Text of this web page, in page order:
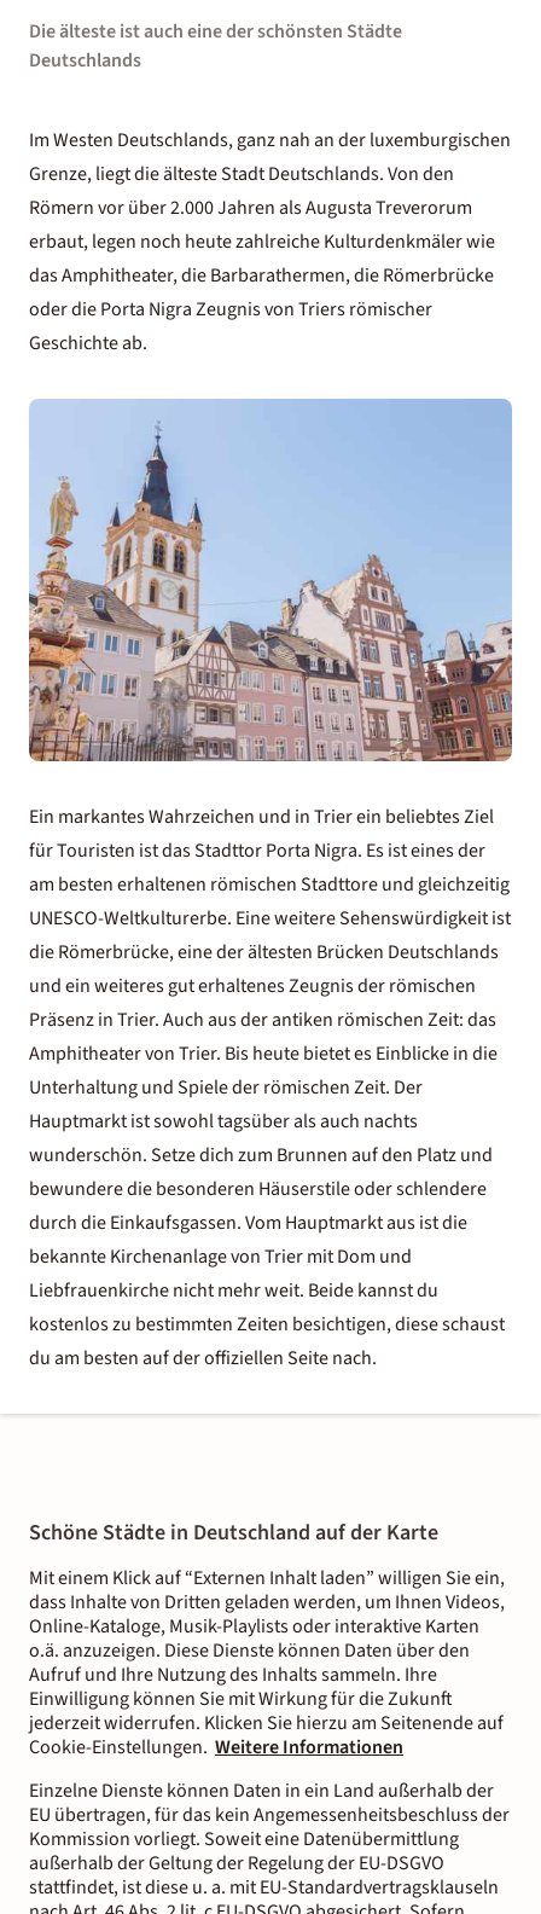
Die älteste ist auch eine der schönsten Städte
Deutschlands
Im Westen Deutschlands, ganz nah an der luxemburgischen
Grenze, liegt die älteste Stadt Deutschlands. Von den
Römern vor über 2.000 Jahren als Augusta Treverorum
erbaut, legen noch heute zahlreiche Kulturdenkmäler wie
das Amphitheater, die Barbarathermen, die Römerbrücke
oder die Porta Nigra Zeugnis von Triers römischer
Geschichte ab.
Ein markantes Wahrzeichen und in Trier ein beliebtes Ziel
für Touristen ist das Stadttor Porta Nigra. Es ist eines der
am besten erhaltenen römischen Stadttore und gleichzeitig
UNESCO-Weltkulturerbe. Eine weitere Sehenswürdigkeit ist
die Römerbrücke, eine der ältesten Brücken Deutschlands
und ein weiteres gut erhaltenes Zeugnis der römischen
Präsenz in Trier. Auch aus der antiken römischen Zeit: das
Amphitheater von Trier. Bis heute bietet es Einblicke in die
Unterhaltung und Spiele der römischen Zeit. Der
Hauptmarkt ist sowohl tagsüber als auch nachts
wunderschön. Setze dich zum Brunnen auf den Platz und
bewundere die besonderen Häuserstile oder schlendere
durch die Einkaufsgassen. Vom Hauptmarkt aus ist die
bekannte Kirchenanlage von Trier mit Dom und
Liebfrauenkirche nicht mehr weit. Beide kannst du
kostenlos zu bestimmten Zeiten besichtigen, diese schaust
du am besten auf der offiziellen Seite nach.
Schöne Städte in Deutschland auf der Karte
Mit einem Klick auf “Externen Inhalt laden” willigen Sie ein,
dass Inhalte von Dritten geladen werden, um Ihnen Videos,
Online-Kataloge, Musik-Playlists oder interaktive Karten
o.ä. anzuzeigen. Diese Dienste können Daten über den
Aufruf und Ihre Nutzung des Inhalts sammeln. Ihre
Einwilligung können Sie mit Wirkung für die Zukunft
jederzeit widerrufen. Klicken Sie hierzu am Seitenende auf
Cookie-Einstellungen. Weitere Informationen
Einzelne Dienste können Daten in ein Land außerhalb der
EU übertragen, für das kein Angemessenheitsbeschluss der
Kommission vorliegt. Soweit eine Datenübermittlung
außerhalb der Geltung der Regelung der EU-DSGVO
stattfindet, ist diese u. a. mit EU-Standardvertragsklauseln